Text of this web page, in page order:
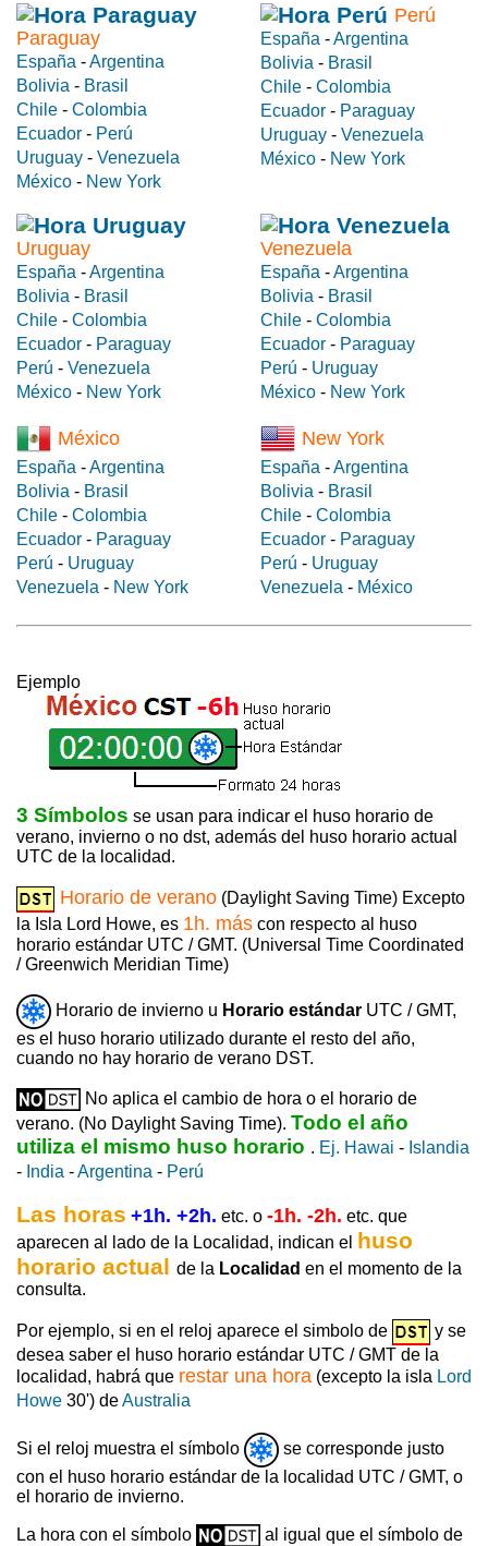
Paraguay
España -Argentina
Bolivia - Brasil
Chile - Colombia
Ecuador - Perú
Uruguay - Venezuela
México - New York
Perú
España -Argentina
Bolivia - Brasil
Chile - Colombia
Ecuador - Paraguay
Uruguay - Venezuela
México - New York
Uruguay
España -Argentina
Bolivia - Brasil
Chile - Colombia
Ecuador - Paraguay
Perú - Venezuela
México - New York
Venezuela
España -Argentina
Bolivia - Brasil
Chile - Colombia
Ecuador - Paraguay
Perú - Uruguay
México - New York
México
España -Argentina
Bolivia - Brasil
Chile - Colombia
Ecuador - Paraguay
Perú - Uruguay
Venezuela - New York
New York
España -Argentina
Bolivia - Brasil
Chile - Colombia
Ecuador - Paraguay
Perú - Uruguay
Venezuela - México
Ejemplo
3 Símbolos se usan para indicar el huso horario de
verano, invierno o no dst, además del huso horario actual
UTC de la localidad.
Horario de verano (Daylight Saving Time) Excepto
la Isla Lord Howe, es 1h. más con respecto al huso
horario estándar UTC / GMT. (Universal Time Coordinated
/ Greenwich Meridian Time)
Horario de invierno u Horario estándar UTC / GMT,
es el huso horario utilizado durante el resto del año,
cuando no hay horario de verano DST.
No aplica el cambio de hora o el horario de
verano. (No Daylight Saving Time). Todo el año
utiliza el mismo huso horario . Ej. Hawai - Islandia
- India -Argentina - Perú
Las horas +1h. +2h. etc. o -1h. -2h. etc. que
aparecen al lado de la Localidad, indican el huso
horario actual de la Localidad en el momento de la
consulta.
Por ejemplo, si en el reloj aparece el simbolo de
y se
desea saber el huso horario estándar UTC / GMT de la
localidad, habrá que restar una hora (excepto la isla Lord
Howe 30') deAustralia
Si el reloj muestra el símbolo
se corresponde justo
con el huso horario estándar de la localidad UTC / GMT, o
el horario de invierno.
La hora con el símbolo al igual que el símbolo de